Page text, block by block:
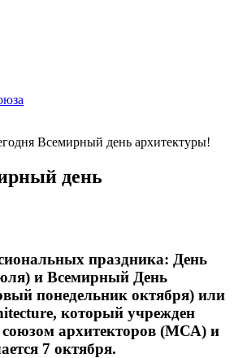
Всемирный день архитектуры!
день
праздника: День
и Всемирный День
понедельник октября) или
который учрежден
архитекторов (МСА) и
7 октября.